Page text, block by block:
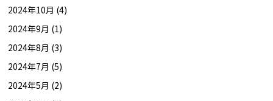
2024年10月 (4)
2024年9月 (1)
2024年8月 (3)
2024年7月 (5)
2024年5月 (2)